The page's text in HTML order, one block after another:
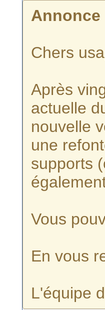
Annonce
Chers
Après
actuelle
nouvelle
une
supports
Vous
En vous
L'équipe